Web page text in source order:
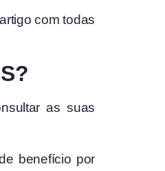
com todas
as suas
benefício por